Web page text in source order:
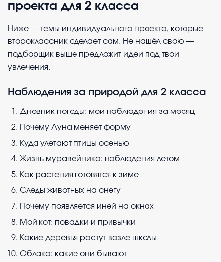
проекта для 2 класса
Ниже — темы индивидуального проекта, которые
второклассник сделает сам. Не нашёл свою —
подборщик выше предложит идеи под твои
увлечения.
Наблюдения за природой для 2 класса
Дневник погоды: мои наблюдения за месяц
Почему Луна меняет форму
Куда улетают птицы осенью
Жизнь муравейника: наблюдения летом
Как растения готовятся к зиме
Следы животных на снегу
Почему появляется иней на окнах
Мой кот: повадки и привычки
Какие деревья растут возле школы
Облака: какие они бывают